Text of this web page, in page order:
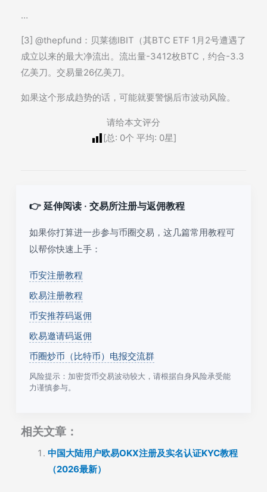
…
[3] @thepfund：贝莱德IBIT（其BTC ETF 1月2号遭遇了
成立以来的最大净流出。流出量-3412枚BTC，约合-3.3
亿美刀。交易量26亿美刀。
如果这个形成趋势的话，可能就要警惕后市波动风险。
请给本文评分
[总: 0个 平均: 0星]
👉 延伸阅读 · 交易所注册与返佣教程
如果你打算进一步参与币圈交易，这几篇常用教程可
以帮你快速上手：
币安注册教程
欧易注册教程
币安推荐码返佣
欧易邀请码返佣
币圈炒币（比特币）电报交流群
风险提示：加密货币交易波动较大，请根据自身风险承受能
力谨慎参与。
相关文章：
中国大陆用户欧易OKX注册及实名认证KYC教程
（2026最新）